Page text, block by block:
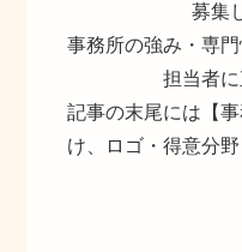
募集
事務所の強み・専
担当者に
記事の末尾には【
け、ロゴ・得意分